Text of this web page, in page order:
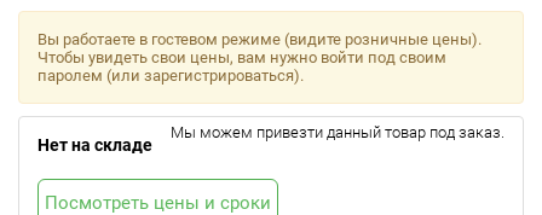
Вы работаете в гостевом режиме (видите розничные цены).
Чтобы увидеть свои цены, вам нужно войти под своим
паролем (или зарегистрироваться).
Нет на складе
Мы можем привезти данный товар под заказ.
Посмотреть цены и сроки